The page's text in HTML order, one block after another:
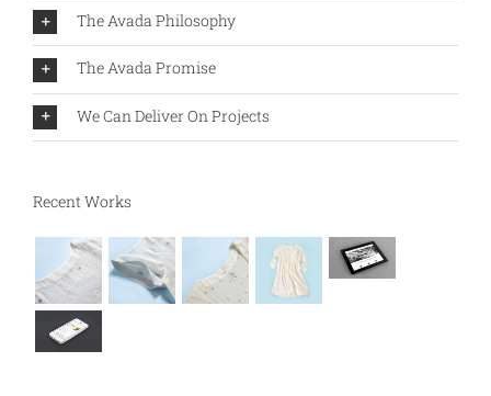
The Avada Philosophy
The Avada Promise
We Can Deliver On Projects
Recent Works